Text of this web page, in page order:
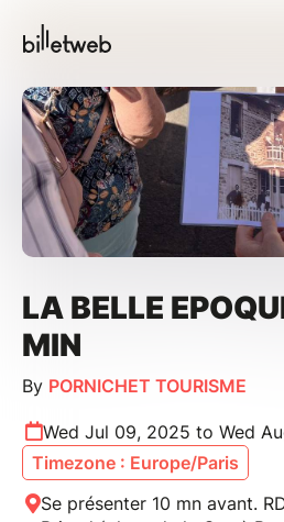
LA BELLE
MIN
By PORNICHET TOURISME
Wed Jul 09, 2025 to Wed
Timezone : Europe/Paris
Se présenter 10 mn avant.